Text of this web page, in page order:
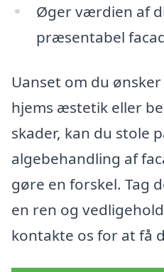
Øger værdien af
præsentabel
Uanset om du
hjems æstetik eller
skader, kan du stole
algebehandling af
gøre en forskel. Tag
en ren og
kontakte os for at få